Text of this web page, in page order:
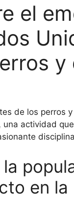
el
de los perros
una actividad
en